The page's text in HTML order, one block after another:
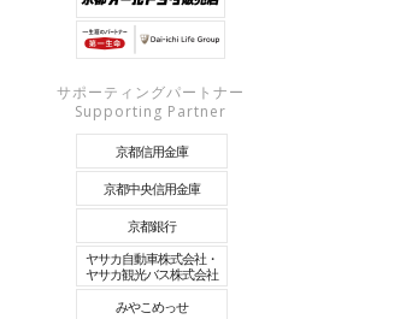
サポーティングパートナー
Supporting Partner
京都信用金庫
京都中央信用金庫
京都銀行
ヤサカ自動車株式会社・
ヤサカ観光バス株式会社
みやこめっせ